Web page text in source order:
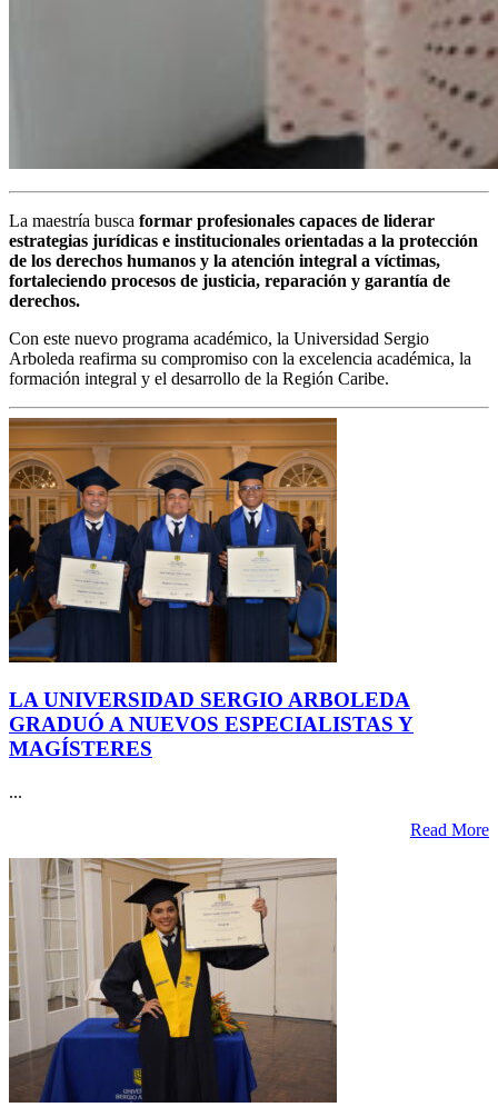
La maestría busca formar profesionales capaces de liderar
estrategias jurídicas e institucionales orientadas a la protección
de los derechos humanos y la atención integral a víctimas,
fortaleciendo procesos de justicia, reparación y garantía de
derechos.
Con este nuevo programa académico, la Universidad Sergio
Arboleda reafirma su compromiso con la excelencia académica, la
formación integral y el desarrollo de la Región Caribe.
LA UNIVERSIDAD SERGIO ARBOLEDA
GRADUÓ A NUEVOS ESPECIALISTAS Y
MAGÍSTERES
...
Read More